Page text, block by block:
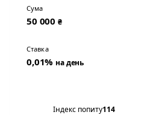
Сума
50 000 ₴
Ставка
0,01% на день
Індекс попиту114